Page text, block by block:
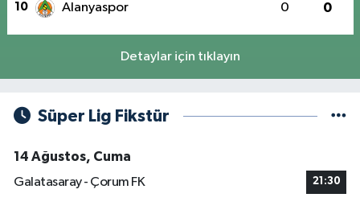
10 Alanyaspor 0 0
Detaylar için tıklayın
Süper Lig Fikstür
14 Ağustos, Cuma
Galatasaray - Çorum FK
21:30